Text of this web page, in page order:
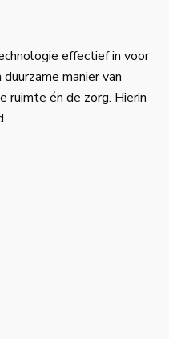
effectief in voor
manier van
ruimte én de zorg. Hierin